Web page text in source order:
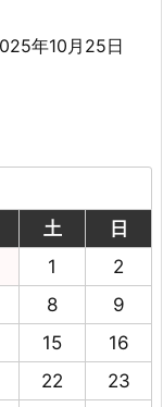
年10月25日
土
日
1
2
8
9
15
16
22 23